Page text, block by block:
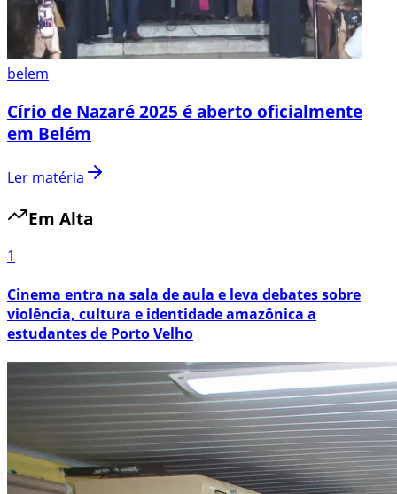
belem
Círio de Nazaré 2025 é aberto oficialmente
em Belém
Ler matéria
Em Alta
1
Cinema entra na sala de aula e leva debates sobre
violência, cultura e identidade amazônica a
estudantes de Porto Velho